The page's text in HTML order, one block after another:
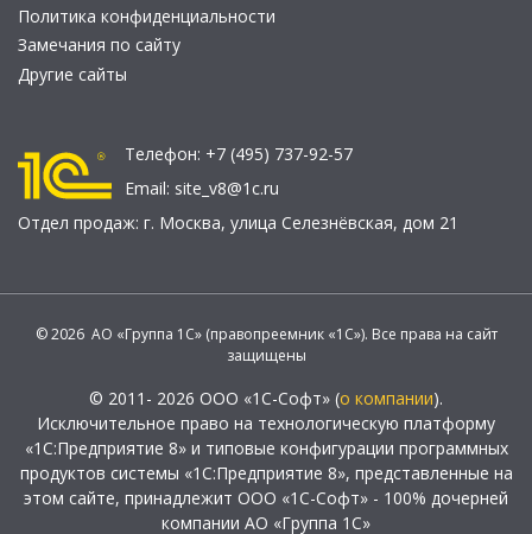
Политика конфиденциальности
Замечания по сайту
Другие сайты
Телефон: +7 (495) 737-92-57
Email: site_v8@1c.ru
Отдел продаж: г. Москва, улица Селезнёвская, дом 21
© 2026 АО «Группа 1С» (правопреемник «1С»). Все права на сайт
защищены
© 2011- 2026 ООО «1С-Софт» (о компании).
Исключительное право на технологическую платформу
«1С:Предприятие 8» и типовые конфигурации программных
продуктов системы «1С:Предприятие 8», представленные на
этом сайте, принадлежит ООО «1С-Софт» - 100% дочерней
компании АО «Группа 1С»